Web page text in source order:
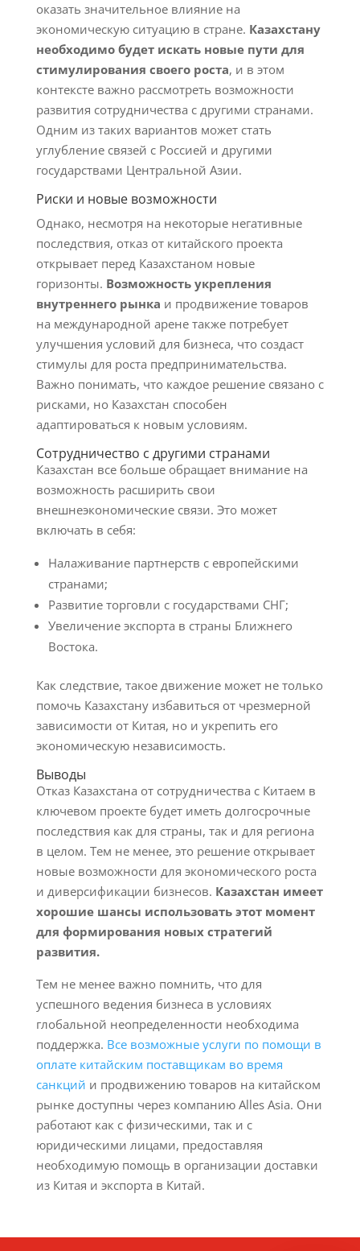
оказать значительное влияние на
экономическую ситуацию в стране. Казахстану
необходимо будет искать новые пути для
стимулирования своего роста, и в этом
контексте важно рассмотреть возможности
развития сотрудничества с другими странами.
Одним из таких вариантов может стать
углубление связей с Россией и другими
государствами Центральной Азии.
Риски и новые возможности
Однако, несмотря на некоторые негативные
последствия, отказ от китайского проекта
открывает перед Казахстаном новые
горизонты. Возможность укрепления
внутреннего рынка и продвижение товаров
на международной арене также потребует
улучшения условий для бизнеса, что создаст
стимулы для роста предпринимательства.
Важно понимать, что каждое решение связано с
рисками, но Казахстан способен
адаптироваться к новым условиям.
Сотрудничество с другими странами
Казахстан все больше обращает внимание на
возможность расширить свои
внешнеэкономические связи. Это может
включать в себя:
Налаживание партнерств с европейскими
странами;
Развитие торговли с государствами СНГ;
Увеличение экспорта в страны Ближнего
Востока.
Как следствие, такое движение может не только
помочь Казахстану избавиться от чрезмерной
зависимости от Китая, но и укрепить его
экономическую независимость.
Выводы
Отказ Казахстана от сотрудничества с Китаем в
ключевом проекте будет иметь долгосрочные
последствия как для страны, так и для региона
в целом. Тем не менее, это решение открывает
новые возможности для экономического роста
и диверсификации бизнесов. Казахстан имеет
хорошие шансы использовать этот момент
для формирования новых стратегий
развития.
Тем не менее важно помнить, что для
успешного ведения бизнеса в условиях
глобальной неопределенности необходима
поддержка. Все возможные услуги по помощи в
оплате китайским поставщикам во время
санкций и продвижению товаров на китайском
рынке доступны через компанию Alles Asia. Они
работают как с физическими, так и с
юридическими лицами, предоставляя
необходимую помощь в организации доставки
из Китая и экспорта в Китай.